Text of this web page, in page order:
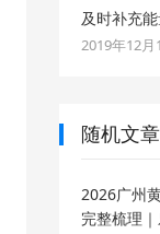
及时补充
2019年12月
随机文章
2026广州
完整梳理